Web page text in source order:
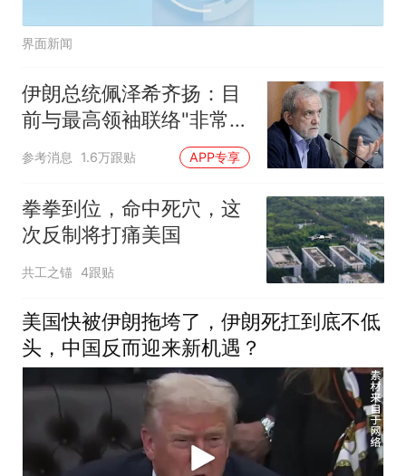
界面新闻
伊朗总统佩泽希齐扬：目
前与最高领袖联络"非常困
难"
参考消息 1.6万跟贴 APP专享
拳拳到位，命中死穴，这
次反制将打痛美国
共工之锚 4跟贴
美国快被伊朗拖垮了，伊朗死扛到底不低
头，中国反而迎来新机遇？